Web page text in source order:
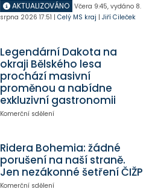
AKTUALIZOVÁNO Včera 9:45, vydáno 8.
srpna 2026 17:51 | Celý MS kraj | Jiří Cileček
Legendární Dakota na
okraji Bělského lesa
prochází masivní
proměnou a nabídne
exkluzivní gastronomii
Komerční sdělení
Ridera Bohemia: žádné
porušení na naší straně.
Jen nezákonné šetření ČIŽP
Komerční sdělení